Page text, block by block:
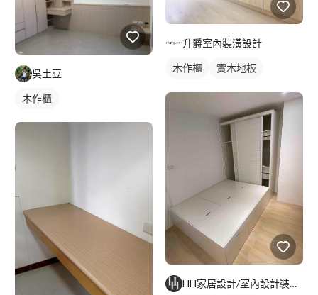
吳土豆
木作櫃
升爵室內裝潢設計
木作櫃
實木地板
HH家居設計/室內設計裝修/代客組裝